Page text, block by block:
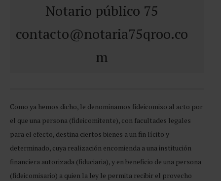
Notario público 75
contacto@notaria75qroo.co
m
Como ya hemos dicho, le denominamos fideicomiso al acto por
el que una persona (fideicomitente), con facultades legales
para el efecto, destina ciertos bienes a un fin lícito y
determinado, cuya realización encomienda a una institución
financiera autorizada (fiduciaria), y en beneficio de una persona
(fideicomisario) a quien la ley le permita recibir el provecho